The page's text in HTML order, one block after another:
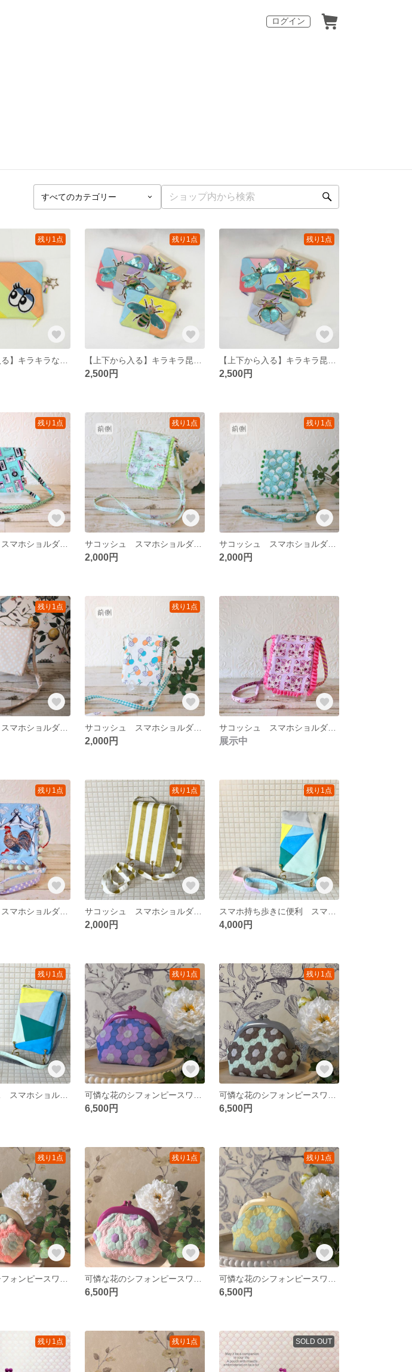
ログイン
残り1点 残り1点
2,500円
残り1点
2,500円
残り1点
サコッシュ スマホショルダーポーチ スマホケース
残り1点
2,000円
残り1点
2,000円
残り1点
サコッシュ スマホショルダーポーチ スマホケース
残り1点
2,000円 展示中
残り1点
サコッシュ スマホショルダーポーチ スマホケース
残り1点
2,000円
残り1点
4,000円
残り1点
スマホケース スマホショルダーポーチ サコッシュ
残り1点
6,500円
残り1点
6,500円
残り1点 残り1点
6,500円
残り1点
6,500円
残り1点 残り1点 SOLD OUT